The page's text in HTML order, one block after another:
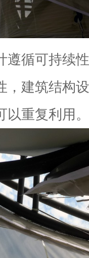
遵循可持续
，建筑结构
以重复利用